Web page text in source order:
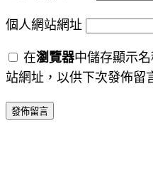
個人網站網址
在瀏覽器中儲存顯示
站網址，以供下次發佈留